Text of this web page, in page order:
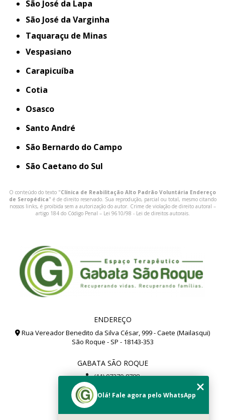
São José da Lapa
São José da Varginha
Taquaraçu de Minas
Vespasiano
Carapicuíba
Cotia
Osasco
Santo André
São Bernardo do Campo
São Caetano do Sul
O conteúdo do texto "Clínica de Reabilitação Alto Padrão Voluntária Endereço
de Seropédica" é de direito reservado. Sua reprodução, parcial ou total, mesmo citando
nossos links, é proibida sem a autorização do autor. Crime de violação de direito autoral –
artigo 184 do Código Penal – Lei 9610/98 - Lei de direitos autorais.
ENDEREÇO
Rua Vereador Benedito da Silva César, 999 - Caete (Mailasqui)
São Roque - SP - 18143-353
GABATA SÃO ROQUE
(11) 97279-8788
(11) 99112-8504
gabata@gabata.com.br
Olá! Fale agora pelo WhatsApp